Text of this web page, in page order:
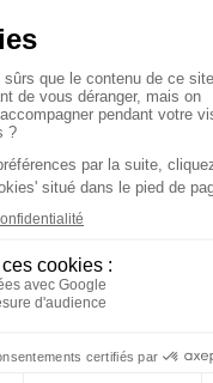
© LN CARE 2026
Politique de confidentialité
Conditions générales
Plan du site
Crédits photos